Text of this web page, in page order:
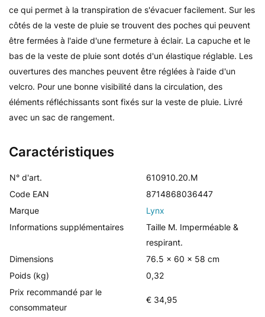
Caractéristiques
N° d'art.
610910.20.M
Code EAN
8714868036447
Marque
Lynx
Informations supplémentaires
Taille M. Imperméable &
respirant.
Dimensions
76.5 x 60 x 58 cm
Poids (kg)
0,32
Prix recommandé par le
consommateur
€ 34,95
ce qui permet à la transpiration de s'évacuer facilement. Sur les
côtés de la veste de pluie se trouvent des poches qui peuvent
être fermées à l'aide d'une fermeture à éclair. La capuche et le
bas de la veste de pluie sont dotés d'un élastique réglable. Les
ouvertures des manches peuvent être réglées à l'aide d'un
velcro. Pour une bonne visibilité dans la circulation, des
éléments réfléchissants sont fixés sur la veste de pluie. Livré
avec un sac de rangement.